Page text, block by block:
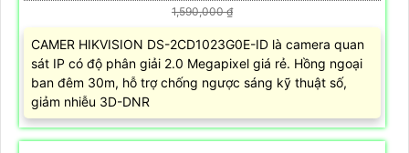
1,590,000 ₫
CAMER HIKVISION DS-2CD1023G0E-ID là camera quan
sát IP có độ phân giải 2.0 Megapixel giá rẻ. Hồng ngoại
ban đêm 30m, hỗ trợ chống ngược sáng kỹ thuật số,
giảm nhiễu 3D-DNR